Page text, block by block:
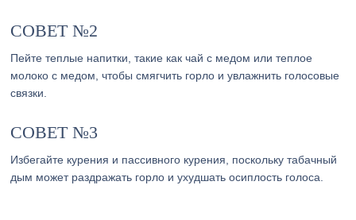
СОВЕТ №2
Пейте теплые напитки, такие как чай с медом или теплое
молоко с медом, чтобы смягчить горло и увлажнить голосовые
связки.
СОВЕТ №3
Избегайте курения и пассивного курения, поскольку табачный
дым может раздражать горло и ухудшать осиплость голоса.